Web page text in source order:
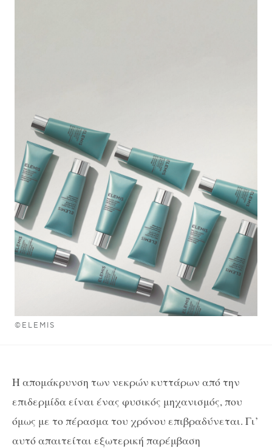
©ELEMIS
Η απομάκρυνση των νεκρών κυττάρων από την
επιδερμίδα είναι ένας φυσικός μηχανισμός, που
όμως με το πέρασμα του χρόνου επιβραδύνεται. Γι’
αυτό απαιτείται εξωτερική παρέμβαση